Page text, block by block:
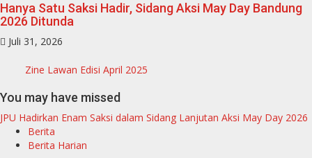
Hanya Satu Saksi Hadir, Sidang Aksi May Day Bandung
2026 Ditunda
Juli 31, 2026
Zine Lawan Edisi April 2025
You may have missed
JPU Hadirkan Enam Saksi dalam Sidang Lanjutan Aksi May Day 2026
Berita
Berita Harian